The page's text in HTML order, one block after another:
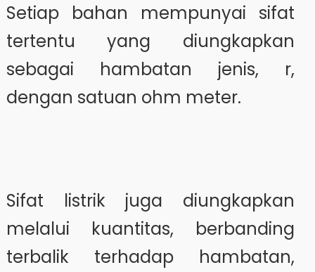
Setiap bahan mempunyai sifat
tertentu yang diungkapkan
sebagai hambatan jenis, r,
dengan satuan ohm meter.
Sifat listrik juga diungkapkan
melalui kuantitas, berbanding
terbalik terhadap hambatan,